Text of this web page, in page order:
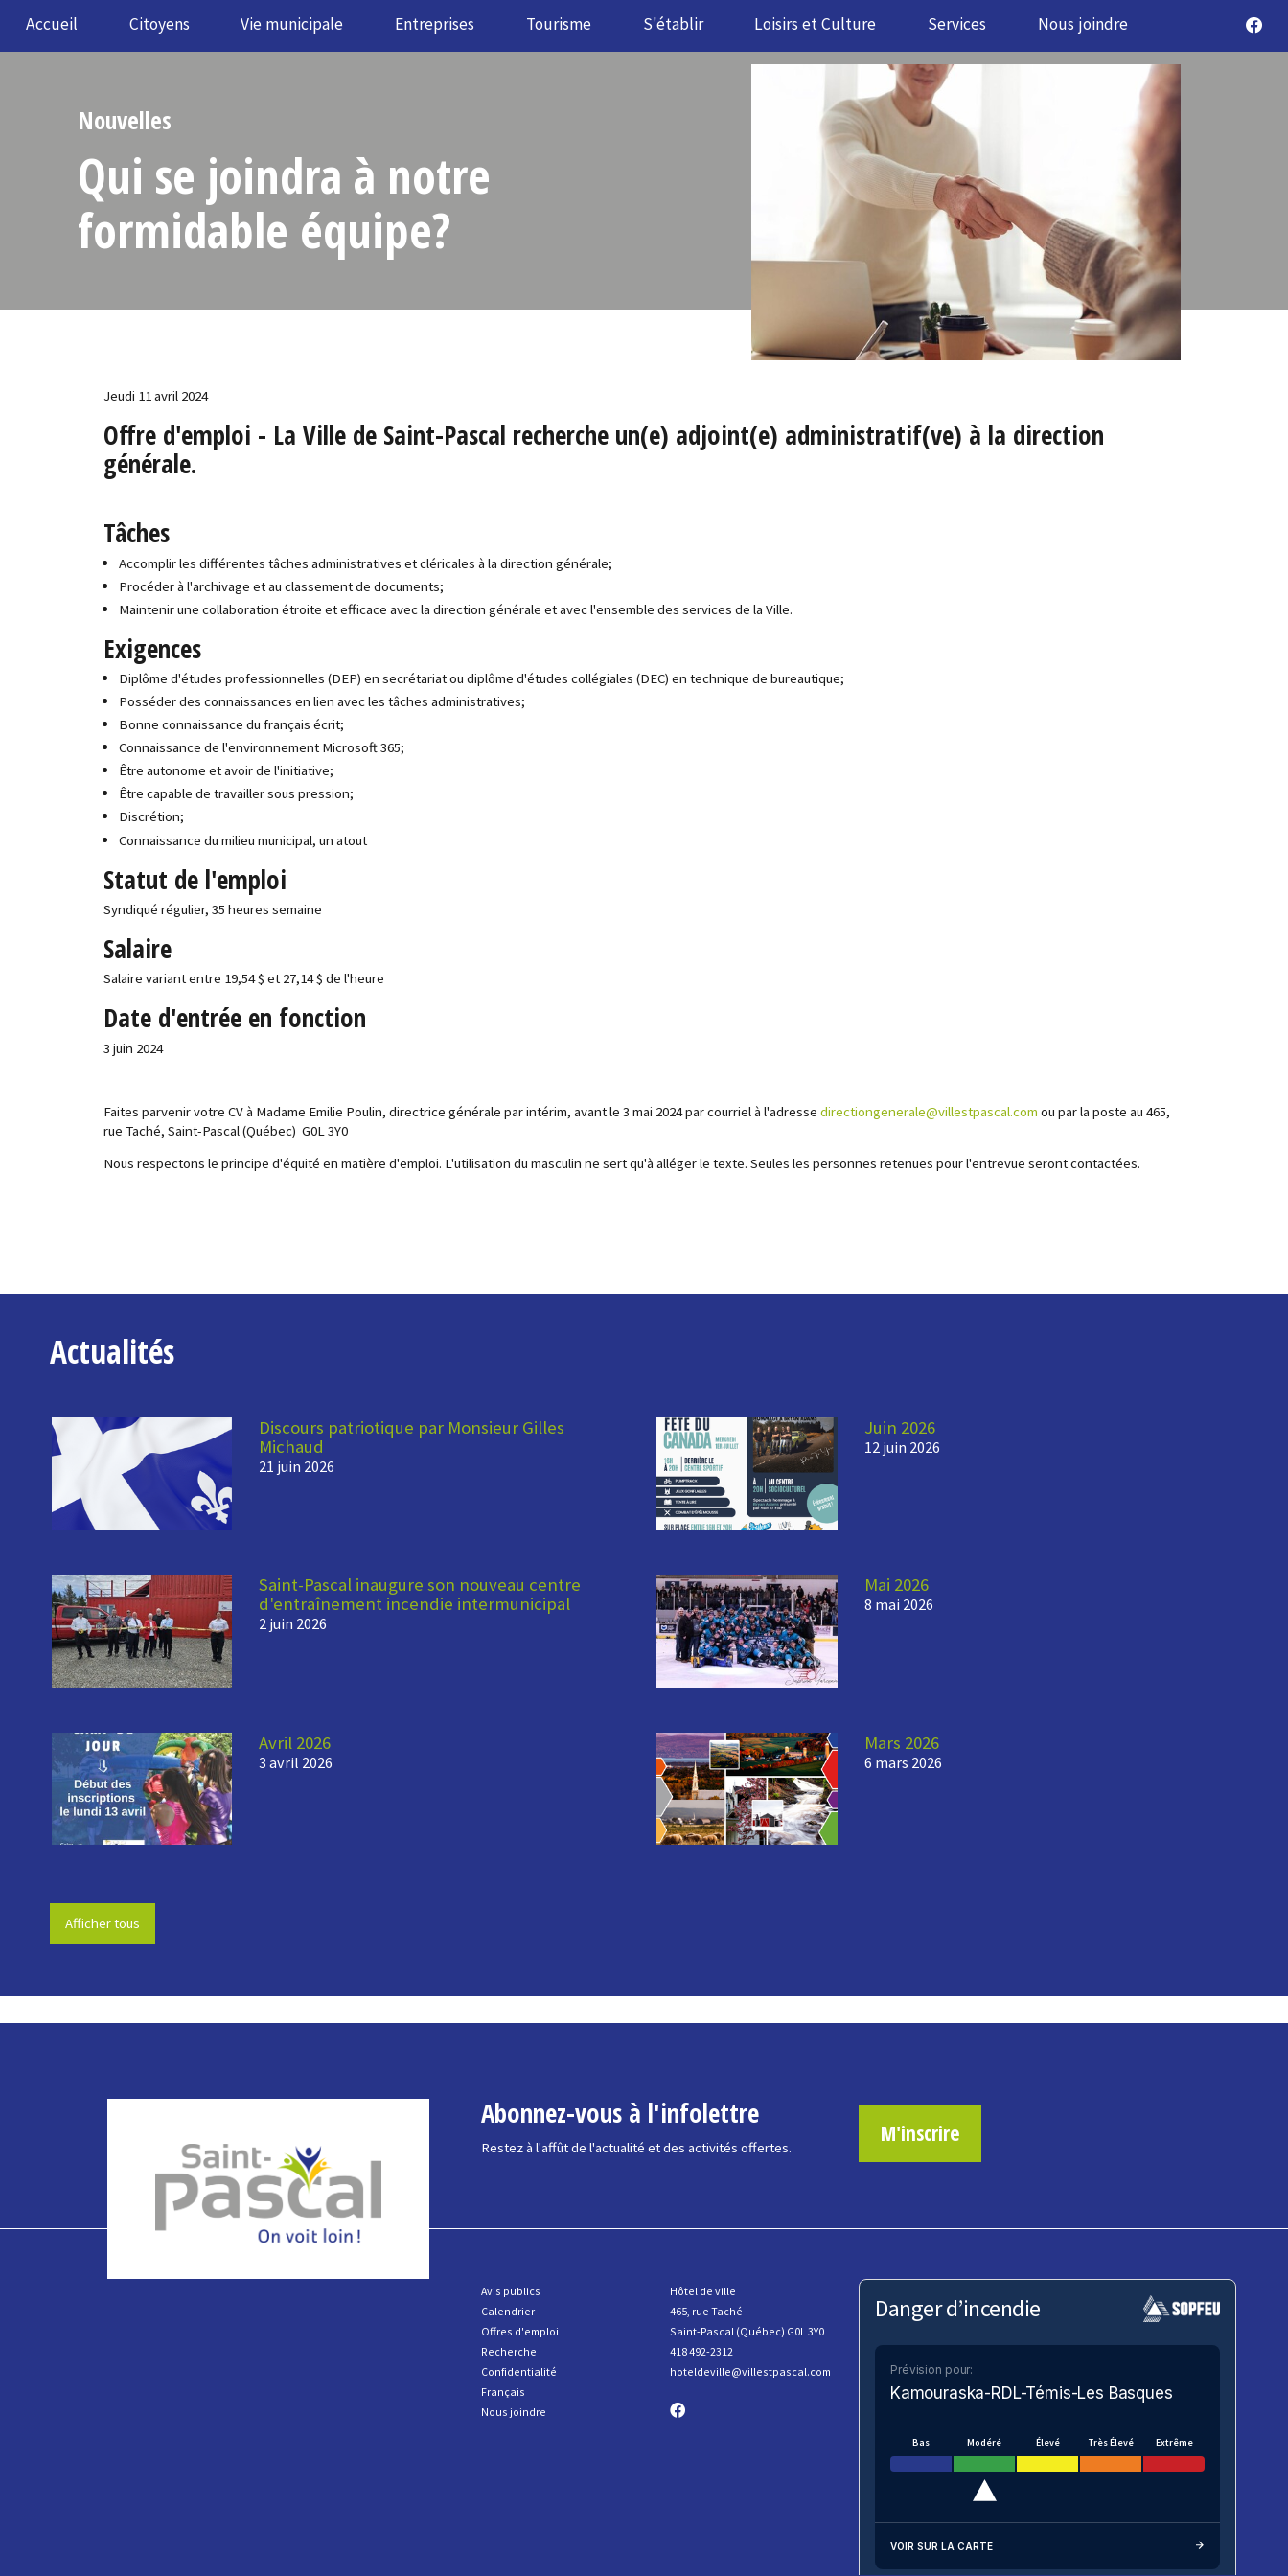
Accueil Citoyens Vie municipale Entreprises Tourisme S'établir Loisirs et Culture Services Nous joindre
Nouvelles
Qui se joindra à notre
formidable équipe?
Jeudi 11 avril 2024
Offre d'emploi - La Ville de Saint-Pascal recherche un(e) adjoint(e) administratif(ve) à la direction
générale.
Tâches
Accomplir les différentes tâches administratives et cléricales à la direction générale;
Procéder à l'archivage et au classement de documents;
Maintenir une collaboration étroite et efficace avec la direction générale et avec l'ensemble des services de la Ville.
Exigences
Diplôme d'études professionnelles (DEP) en secrétariat ou diplôme d'études collégiales (DEC) en technique de bureautique;
Posséder des connaissances en lien avec les tâches administratives;
Bonne connaissance du français écrit;
Connaissance de l'environnement Microsoft 365;
Être autonome et avoir de l'initiative;
Être capable de travailler sous pression;
Discrétion;
Connaissance du milieu municipal, un atout
Statut de l'emploi
Syndiqué régulier, 35 heures semaine
Salaire
Salaire variant entre 19,54 $ et 27,14 $ de l'heure
Date d'entrée en fonction
3 juin 2024
Faites parvenir votre CV à Madame Emilie Poulin, directrice générale par intérim, avant le 3 mai 2024 par courriel à l'adresse directiongenerale@villestpascal.com ou par la poste au 465,
rue Taché, Saint-Pascal (Québec) G0L 3Y0
Nous respectons le principe d'équité en matière d'emploi. L'utilisation du masculin ne sert qu'à alléger le texte. Seules les personnes retenues pour l'entrevue seront contactées.
Actualités
Discours patriotique par Monsieur Gilles
Michaud
21 juin 2026
Juin 2026
12 juin 2026
Saint-Pascal inaugure son nouveau centre
d'entraînement incendie intermunicipal
2 juin 2026
Mai 2026
8 mai 2026
Avril 2026
3 avril 2026
Mars 2026
6 mars 2026
Afficher tous
Abonnez-vous à l'infolettre
Restez à l'affût de l'actualité et des activités offertes.
M'inscrire
Avis publics
Calendrier
Offres d'emploi
Recherche
Confidentialité
Français
Nous joindre
Hôtel de ville
465, rue Taché
Saint-Pascal (Québec) G0L 3Y0
418 492-2312
hoteldeville@villestpascal.com
Danger d’incendie
Prévision pour:
Kamouraska-RDL-Témis-Les Basques
Bas Modéré Élevé Très Élevé Extrême
VOIR SUR LA CARTE